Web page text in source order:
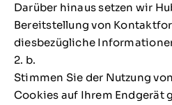
Darüber hinaus setzen wir
Bereitstellung von
diesbezügliche
2. b.
Stimmen Sie der Nutzung
Cookies auf Ihrem Endgerät